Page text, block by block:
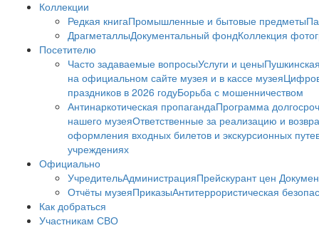
Коллекции
Редкая книгаПромышленные и бытовые предметы
ДрагметаллыДокументальный фондКоллекция
Посетителю
Часто задаваемые вопросыУслуги и цены
на официальном сайте музея и в кассе музея
праздников в 2026 годуБорьба с мошенничеством
Антинаркотическая пропагандаПрограмма
нашего музеяОтветственные за реализацию и
оформления входных билетов и экскурсионных
учреждениях
Официально
УчредительАдминистрацияПрейскурант цен
Отчёты музеяПриказыАнтитеррористическая
Как добраться
Участникам СВО